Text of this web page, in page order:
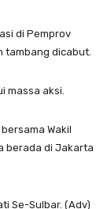
di Pemprov
tambang dicabut.
massa aksi.
Wakil
berada di Jakarta
Se-Sulbar. (Adv)